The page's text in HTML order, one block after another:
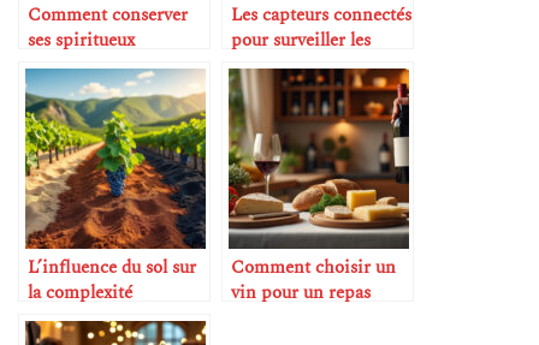
Comment conserver
ses spiritueux
correctement
Les capteurs connectés
pour surveiller les
vignes
L’influence du sol sur
la complexité
aromatique
Comment choisir un
vin pour un repas